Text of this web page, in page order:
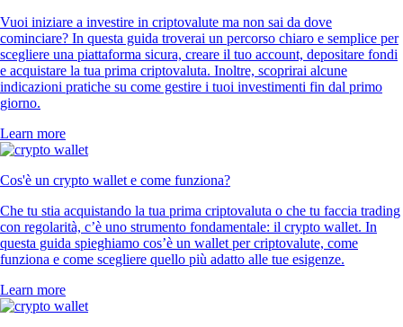
Vuoi iniziare a investire in criptovalute ma non sai da dove
cominciare? In questa guida troverai un percorso chiaro e semplice per
scegliere una piattaforma sicura, creare il tuo account, depositare fondi
e acquistare la tua prima criptovaluta. Inoltre, scoprirai alcune
indicazioni pratiche su come gestire i tuoi investimenti fin dal primo
giorno.
Learn more
Cos'è un crypto wallet e come funziona?
Che tu stia acquistando la tua prima criptovaluta o che tu faccia trading
con regolarità, c’è uno strumento fondamentale: il crypto wallet. In
questa guida spieghiamo cos’è un wallet per criptovalute, come
funziona e come scegliere quello più adatto alle tue esigenze.
Learn more